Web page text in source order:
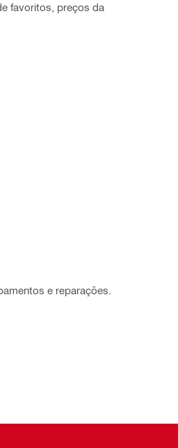
favoritos, preços da
e reparações.